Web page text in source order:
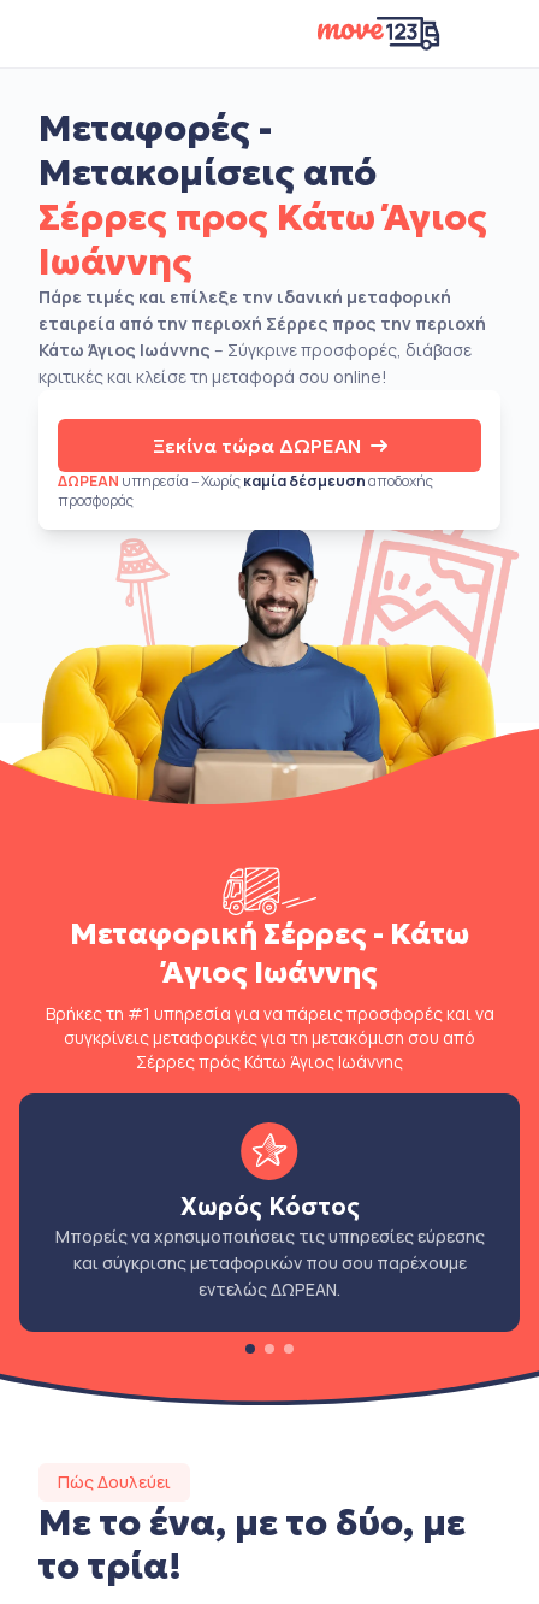
Μεταφορές -
Μετακομίσεις από
Σέρρες προς Κάτω Άγιος
Ιωάννης
Πάρε τιμές και επίλεξε την ιδανική μεταφορική
εταιρεία από την περιοχή Σέρρες προς την περιοχή
Κάτω Άγιος Ιωάννης – Σύγκρινε προσφορές, διάβασε
κριτικές και κλείσε τη μεταφορά σου online!
Ξεκίνα τώρα ΔΩΡΕΑΝ
ΔΩΡΕΑΝ υπηρεσία – Χωρίςκαμία δέσμευσηαποδοχής
προσφοράς
Μεταφορική Σέρρες - Κάτω
Άγιος Ιωάννης
Βρήκες τη #1 υπηρεσία για να πάρεις προσφορές και να
συγκρίνεις μεταφορικές για τη μετακόμιση σου από
Σέρρες πρός Κάτω Άγιος Ιωάννης
Χωρός Κόστος
Μπορείς να χρησιμοποιήσεις τις υπηρεσίες εύρεσης
και σύγκρισης μεταφορικών που σου παρέχουμε
εντελώς ΔΩΡΕΑΝ.
Πώς Δουλεύει
Με το ένα, με το δύο, με
το τρία!